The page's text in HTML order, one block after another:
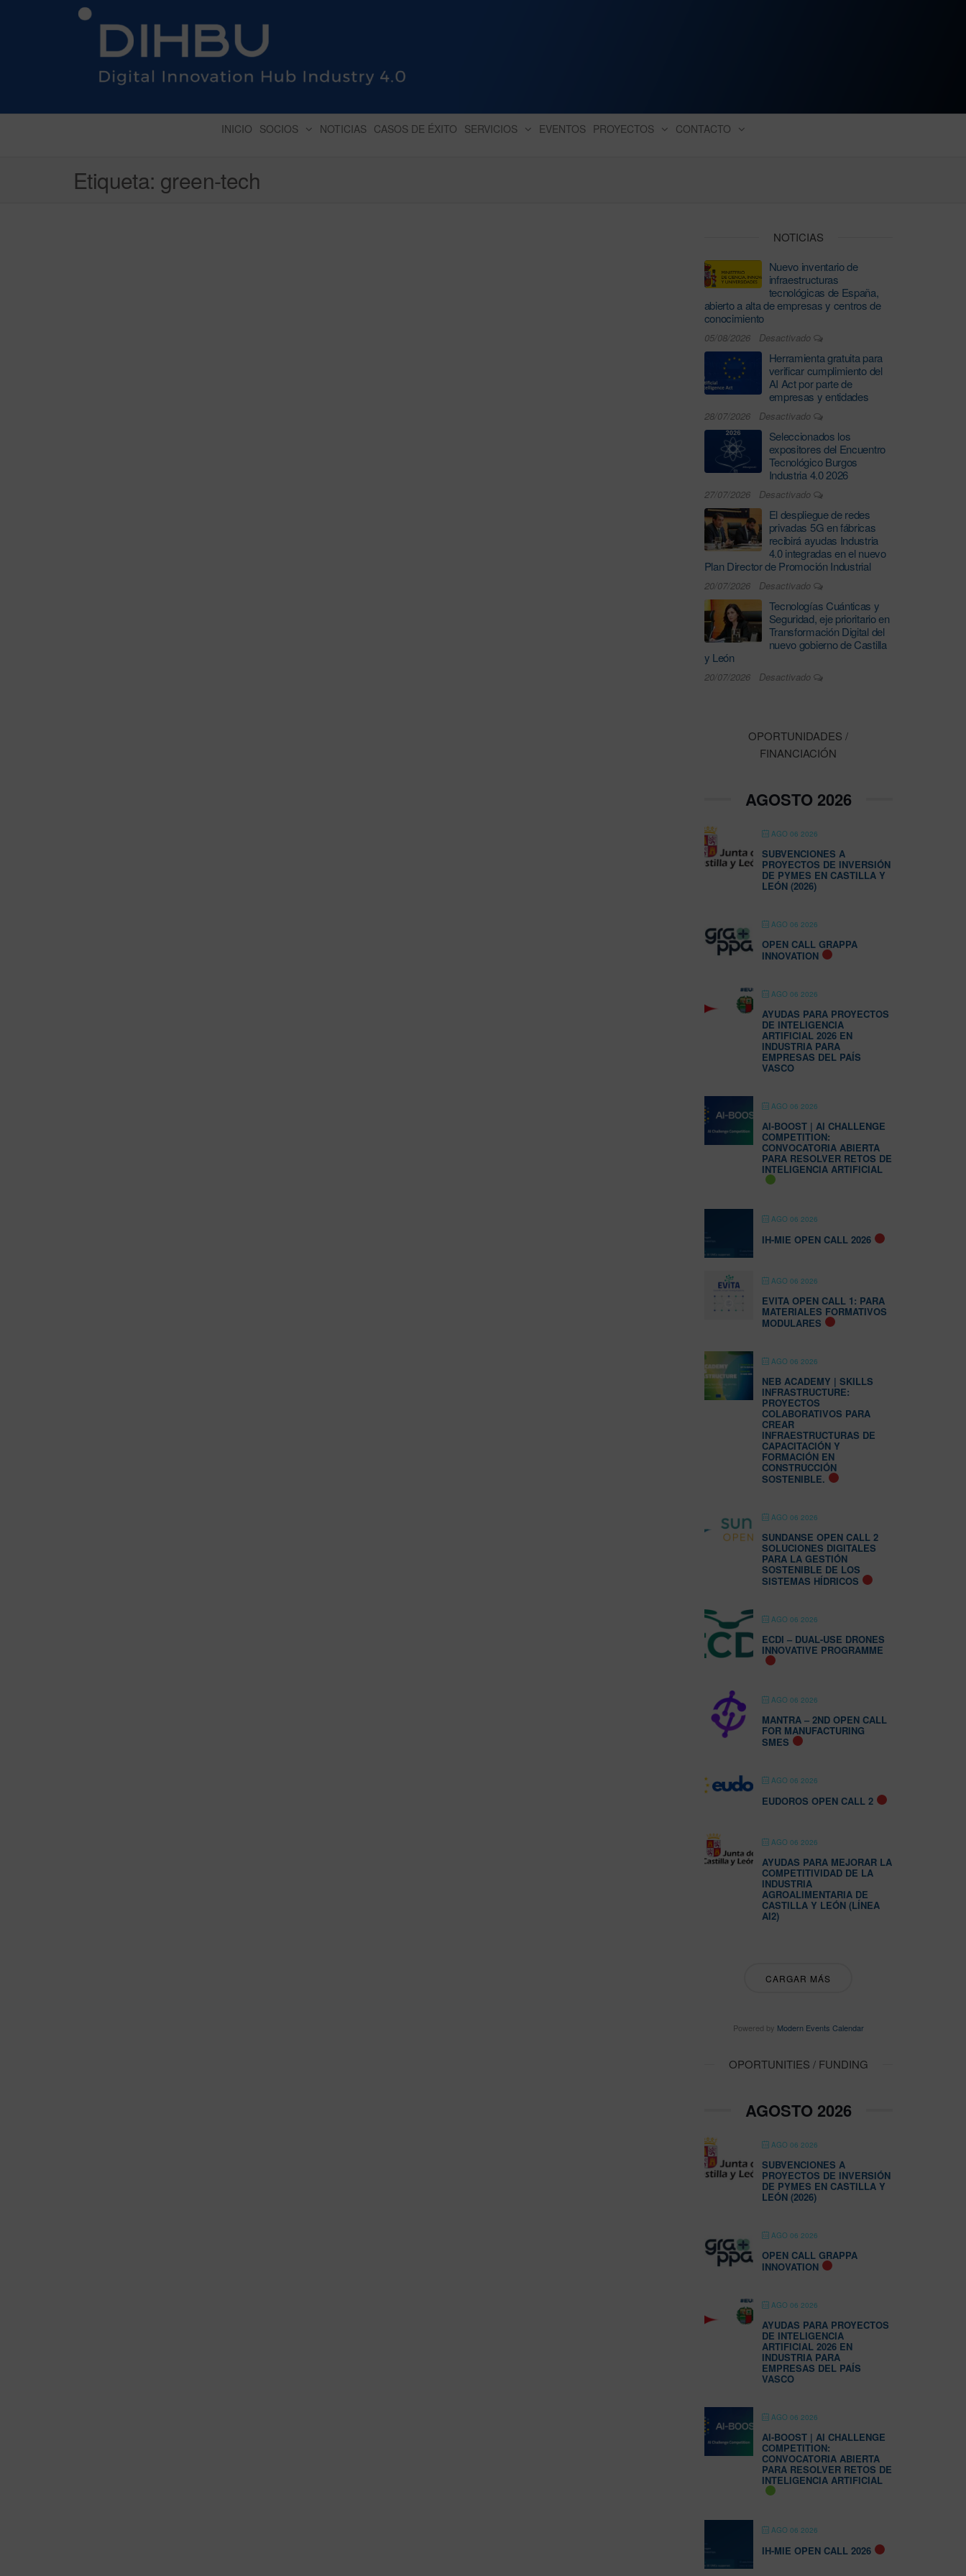
DIGITAL INNOVATION HUB INDUSTRY 4.0
INICIO SOCIOS NOTICIAS CASOS DE ÉXITO SERVICIOS EVENTOS PROYECTOS CONTACTO
Etiqueta: green-tech
NOTICIAS
Nuevo inventario de
infraestructuras
tecnológicas de España,
abierto a alta de empresas y centros de
conocimiento
05/08/2026 Desactivado
Herramienta gratuita para
verificar cumplimiento del
AI Act por parte de
empresas y entidades
28/07/2026 Desactivado
Seleccionados los
expositores del Encuentro
Tecnológico Burgos
Industria 4.0 2026
27/07/2026 Desactivado
El despliegue de redes
privadas 5G en fábricas
recibirá ayudas Industria
4.0 integradas en el nuevo
Plan Director de Promoción Industrial
20/07/2026 Desactivado
Tecnologías Cuánticas y
Seguridad, eje prioritario en
Transformación Digital del
nuevo gobierno de Castilla
y León
20/07/2026 Desactivado
OPORTUNIDADES /
FINANCIACIÓN
AGOSTO 2026
AGO 06 2026
SUBVENCIONES A
PROYECTOS DE INVERSIÓN
DE PYMES EN CASTILLA Y
LEÓN (2026)
AGO 06 2026
OPEN CALL GRAPPA
INNOVATION
AGO 06 2026
AYUDAS PARA PROYECTOS
DE INTELIGENCIA
ARTIFICIAL 2026 EN
INDUSTRIA PARA
EMPRESAS DEL PAÍS
VASCO
AGO 06 2026
AI-BOOST | AI CHALLENGE
COMPETITION:
CONVOCATORIA ABIERTA
PARA RESOLVER RETOS DE
INTELIGENCIA ARTIFICIAL
AGO 06 2026
IH-MIE OPEN CALL 2026
AGO 06 2026
EVITA OPEN CALL 1: PARA
MATERIALES FORMATIVOS
MODULARES
AGO 06 2026
NEB ACADEMY | SKILLS
INFRASTRUCTURE:
PROYECTOS
COLABORATIVOS PARA
CREAR
INFRAESTRUCTURAS DE
CAPACITACIÓN Y
FORMACIÓN EN
CONSTRUCCIÓN
SOSTENIBLE.
AGO 06 2026
SUNDANSE OPEN CALL 2
SOLUCIONES DIGITALES
PARA LA GESTIÓN
SOSTENIBLE DE LOS
SISTEMAS HÍDRICOS
AGO 06 2026
ECDI – DUAL-USE DRONES
INNOVATIVE PROGRAMME
AGO 06 2026
MANTRA – 2ND OPEN CALL
FOR MANUFACTURING
SMES
AGO 06 2026
EUDOROS OPEN CALL 2
AGO 06 2026
AYUDAS PARA MEJORAR LA
COMPETITIVIDAD DE LA
INDUSTRIA
AGROALIMENTARIA DE
CASTILLA Y LEÓN (LÍNEA
AI2)
CARGAR MÁS
Powered by Modern Events Calendar
OPORTUNITIES / FUNDING
AGOSTO 2026
AGO 06 2026
SUBVENCIONES A
PROYECTOS DE INVERSIÓN
DE PYMES EN CASTILLA Y
LEÓN (2026)
AGO 06 2026
OPEN CALL GRAPPA
INNOVATION
AGO 06 2026
AYUDAS PARA PROYECTOS
DE INTELIGENCIA
ARTIFICIAL 2026 EN
INDUSTRIA PARA
EMPRESAS DEL PAÍS
VASCO
AGO 06 2026
AI-BOOST | AI CHALLENGE
COMPETITION:
CONVOCATORIA ABIERTA
PARA RESOLVER RETOS DE
INTELIGENCIA ARTIFICIAL
AGO 06 2026
IH-MIE OPEN CALL 2026